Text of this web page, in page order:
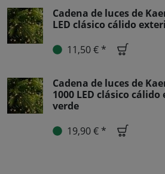
Cadena de luces de
LED clásico cálido
11,50 € *
Cadena de luces de
1000 LED clásico
verde
19,90 € *